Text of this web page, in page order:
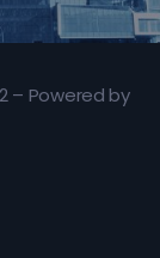
– Powered by